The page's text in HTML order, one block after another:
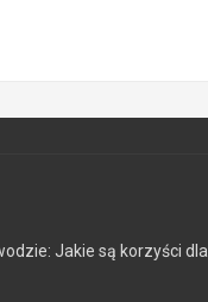
Jakie są korzyści